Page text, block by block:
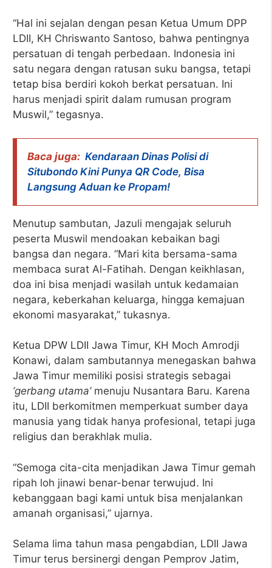
“Hal ini sejalan dengan pesan Ketua Umum DPP
LDII, KH Chriswanto Santoso, bahwa pentingnya
persatuan di tengah perbedaan. Indonesia ini
satu negara dengan ratusan suku bangsa, tetapi
tetap bisa berdiri kokoh berkat persatuan. Ini
harus menjadi spirit dalam rumusan program
Muswil,” tegasnya.
Baca juga: Kendaraan Dinas Polisi di
Situbondo Kini Punya QR Code, Bisa
Langsung Aduan ke Propam!
Menutup sambutan, Jazuli mengajak seluruh
peserta Muswil mendoakan kebaikan bagi
bangsa dan negara. “Mari kita bersama-sama
membaca surat Al-Fatihah. Dengan keikhlasan,
doa ini bisa menjadi wasilah untuk kedamaian
negara, keberkahan keluarga, hingga kemajuan
ekonomi masyarakat,” tukasnya.
Ketua DPW LDII Jawa Timur, KH Moch Amrodji
Konawi, dalam sambutannya menegaskan bahwa
Jawa Timur memiliki posisi strategis sebagai
‘gerbang utama’menuju Nusantara Baru. Karena
itu, LDII berkomitmen memperkuat sumber daya
manusia yang tidak hanya profesional, tetapi juga
religius dan berakhlak mulia.
“Semoga cita-cita menjadikan Jawa Timur gemah
ripah loh jinawi benar-benar terwujud. Ini
kebanggaan bagi kami untuk bisa menjalankan
amanah organisasi,” ujarnya.
Selama lima tahun masa pengabdian, LDII Jawa
Timur terus bersinergi dengan Pemprov Jatim,